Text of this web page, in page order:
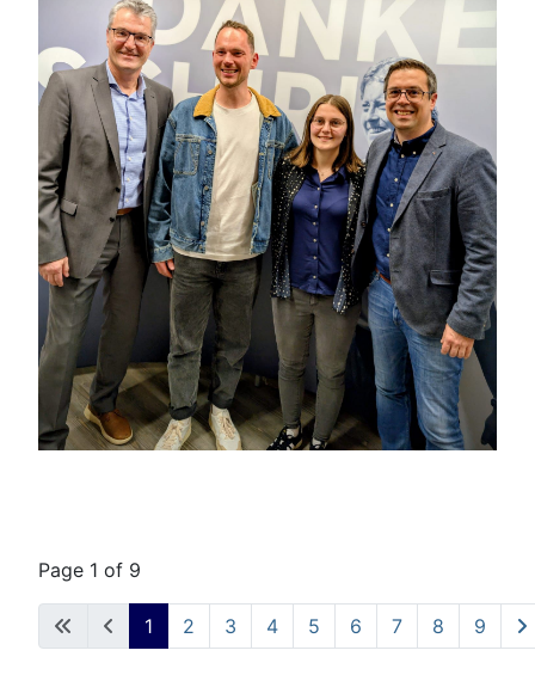
Page 1 of 9
1 2 3 4 5 6 7 8 9